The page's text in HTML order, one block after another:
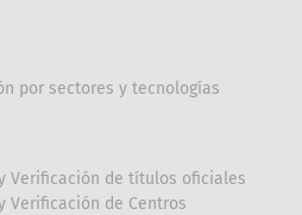
por sectores y tecnologías
Verificación de títulos oficiales
Verificación de Centros